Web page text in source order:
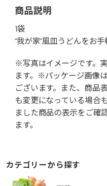
商品説明
1袋
“我が家”風皿うどんをお
※写真はイメージです。
ます。※パッケージ画像
ございます。また、商品
も変更になっている場合
ました商品の表示をご確
ます。
カテゴリーから探す